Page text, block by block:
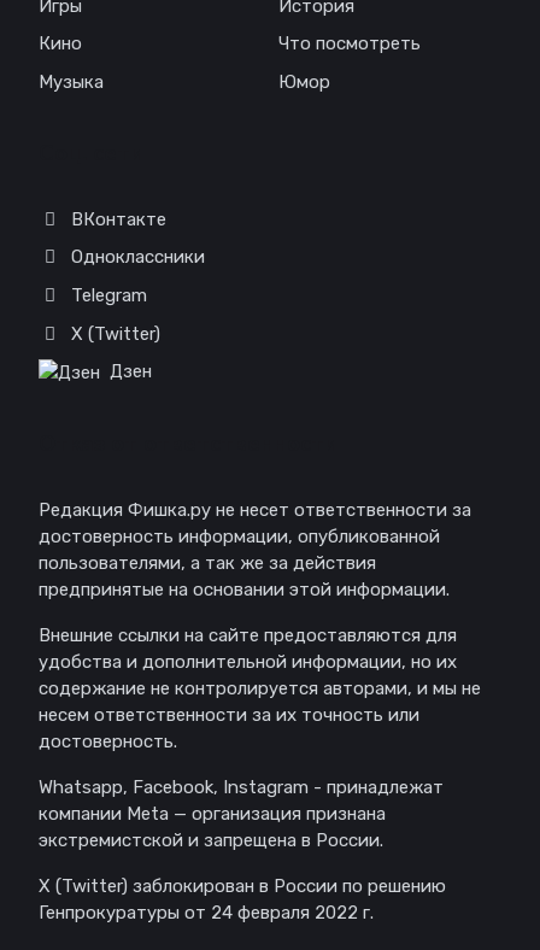
Игры
Кино
Музыка
История
Что посмотреть
Юмор
ВКонтакте
Одноклассники
Telegram
X (Twitter)
Дзен
Редакция Фишка.ру не несет ответственности за
достоверность информации, опубликованной
пользователями, а так же за действия
предпринятые на основании этой информации.
Внешние ссылки на сайте предоставляются для
удобства и дополнительной информации, но их
содержание не контролируется авторами, и мы не
несем ответственности за их точность или
достоверность.
Whatsapp, Facebook, Instagram - принадлежат
компании Meta — организация признана
экстремистской и запрещена в России.
X (Twitter) заблокирован в России по решению
Генпрокуратуры от 24 февраля 2022 г.